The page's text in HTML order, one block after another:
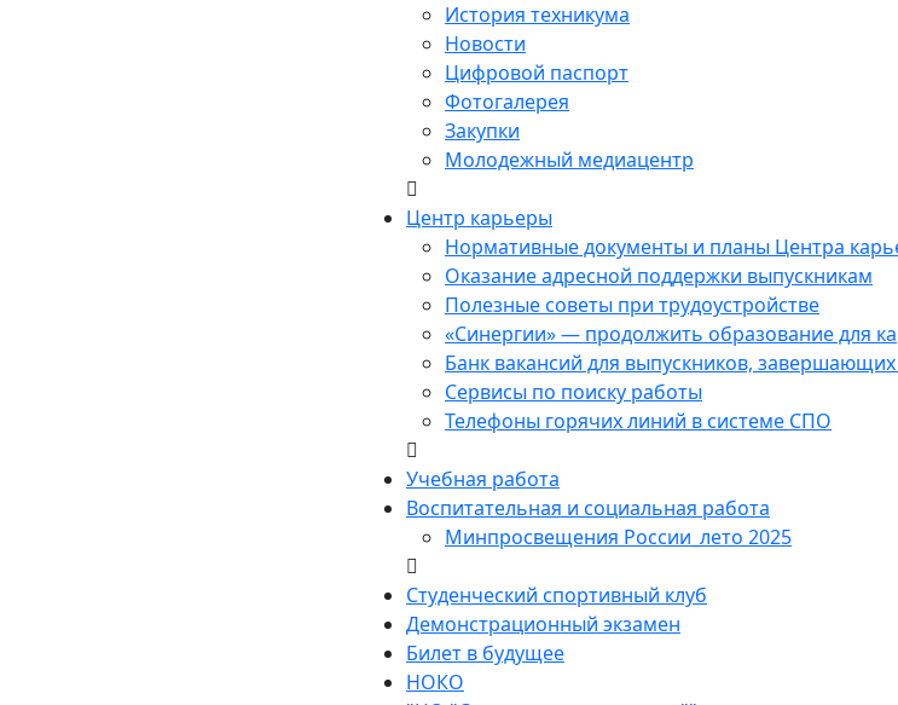
История техникума
Новости
Цифровой паспорт
Фотогалерея
Закупки
Молодежный медиацентр
Центр карьеры
Нормативные документы и планы Центра
Оказание адресной поддержки выпускникам
Полезные советы при трудоустройстве
«Синергии» — продолжить образование для
Банк вакансий для выпускников,
Сервисы по поиску работы
Телефоны горячих линий в системе СПО
Учебная работа
Воспитательная и социальная работа
Минпросвещения России_лето 2025
Студенческий спортивный клуб
Демонстрационный экзамен
Билет в будущее
НОКО